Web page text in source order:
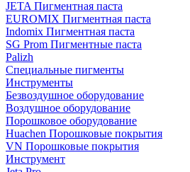
JETA Пигментная паста
EUROMIX Пигментная паста
Indomix Пигментная паста
SG Prom Пигментные паста
Palizh
Специальные пигменты
Инструменты
Безвоздушное оборудование
Воздушное оборудование
Порошковое оборудование
Huachen Порошковые покрытия
VN Порошковые покрытия
Инструмент